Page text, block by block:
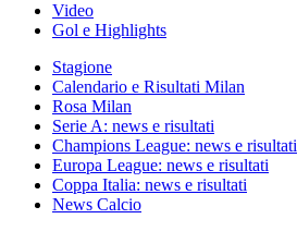
Video
Gol e Highlights
Stagione
Calendario e Risultati Milan
Rosa Milan
Serie A: news e risultati
Champions League: news e risultati
Europa League: news e risultati
Coppa Italia: news e risultati
News Calcio